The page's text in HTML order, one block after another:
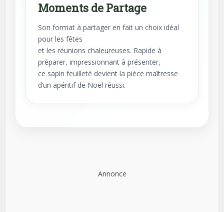
Moments de Partage
Son format à partager en fait un choix idéal
pour les fêtes
et les réunions chaleureuses. Rapide à
préparer, impressionnant à présenter,
ce sapin feuilleté devient la pièce maîtresse
d’un apéritif de Noël réussi.
Annonce